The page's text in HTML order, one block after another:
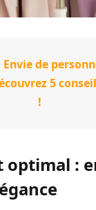
Envie de
5
!
optimal :